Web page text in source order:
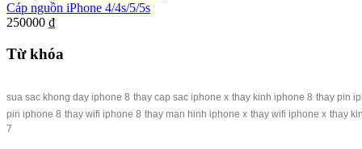
Cáp nguồn iPhone 4/4s/5/5s
250000 ₫
Từ khóa
sua sac khong day iphone 8 thay cap sac iphone x thay kinh iphone 8 thay pin
pin iphone 8 thay wifi iphone 8 thay man hinh iphone x thay wifi iphone x thay
7